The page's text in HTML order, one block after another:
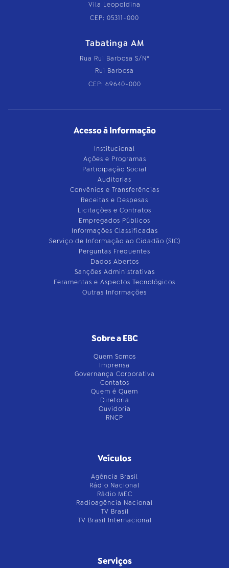
Vila Leopoldina
CEP: 05311-000
Tabatinga AM
Rua Rui Barbosa S/Nº
Rui Barbosa
CEP: 69640-000
Acesso à Informação
Institucional
Ações e Programas
Participação Social
Auditorias
Convênios e Transferências
Receitas e Despesas
Licitações e Contratos
Empregados Públicos
Informações Classificadas
Serviço de Informação ao Cidadão (SIC)
Perguntas Frequentes
Dados Abertos
Sanções Administrativas
Feramentas e Aspectos Tecnológicos
Outras Informações
Sobre a EBC
Quem Somos
Imprensa
Governança Corporativa
Contatos
Quem é Quem
Diretoria
Ouvidoria
RNCP
Veículos
Agência Brasil
Rádio Nacional
Rádio MEC
Radioagência Nacional
TV Brasil
TV Brasil Internacional
Serviços